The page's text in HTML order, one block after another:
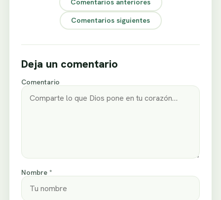
Comentarios siguientes
Deja un comentario
Comentario
Nombre *